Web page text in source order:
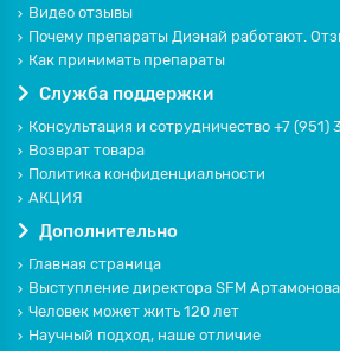
Видео отзывы
Почему препараты Диэнай работают.
Как принимать препараты
Служба поддержки
Консультация и сотрудничество +7
Возврат товара
Политика конфиденциальности
АКЦИЯ
Дополнительно
Главная страница
Выступление директора SFM
Человек может жить 120 лет
Научный подход, наше отличие